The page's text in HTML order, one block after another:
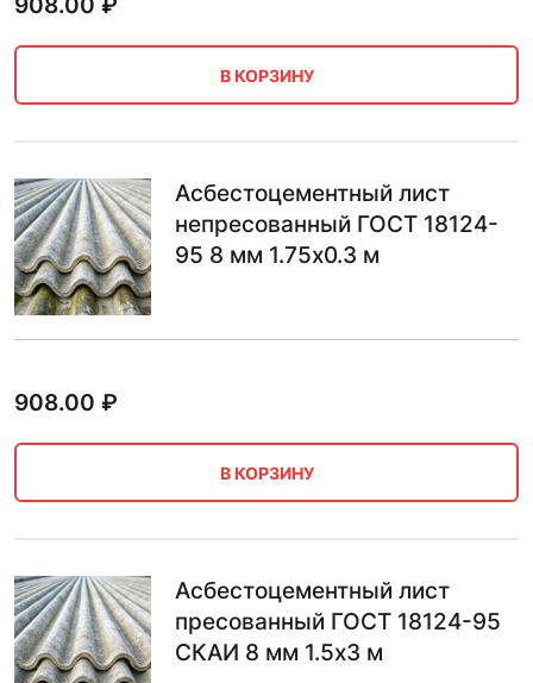
В КОРЗИНУ
Асбестоцементный лист
непресованный ГОСТ 18124-
95 8 мм 1.75х0.3 м
908.00 ₽
В КОРЗИНУ
Асбестоцементный лист
пресованный ГОСТ 18124-95
СКАИ 8 мм 1.5х3 м